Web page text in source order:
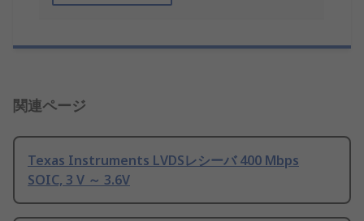
関連ページ
Texas Instruments LVDSレシーバ 400 Mbps
SOIC, 3 V ～ 3.6V